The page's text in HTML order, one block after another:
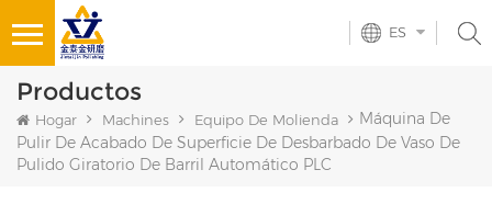
ES
Productos
Hogar Machines Equipo De Molienda
Máquina De
Pulir De Acabado De Superficie De Desbarbado De Vaso De
Pulido Giratorio De Barril Automático PLC